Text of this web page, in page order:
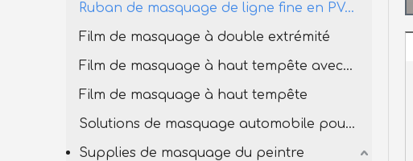
Ruban de masquage de ligne fine en PVC à température élevée
Film de masquage à double extrémité
Film de masquage à haut tempête avec bande PVC
Film de masquage à haut tempête
Solutions de masquage automobile pour la carrosserie
Supplies de masquage du peintre